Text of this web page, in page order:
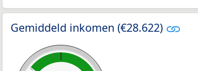
Gemiddeld inkomen (€28.622)